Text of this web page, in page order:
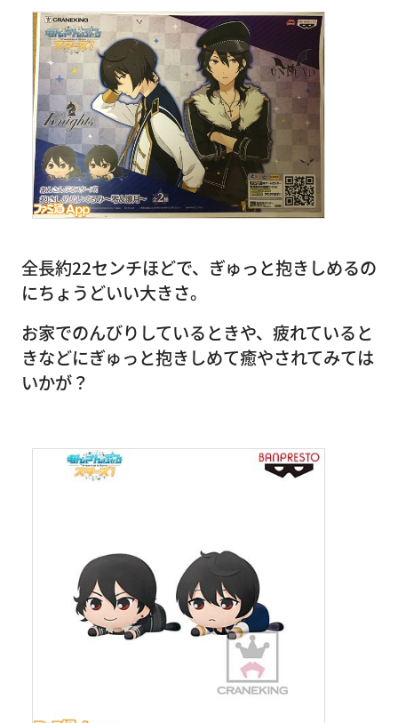
全長約22センチほどで、ぎゅっと抱きしめるの
にちょうどいい大きさ。
お家でのんびりしているときや、疲れていると
きなどにぎゅっと抱きしめて癒やされてみては
いかが？